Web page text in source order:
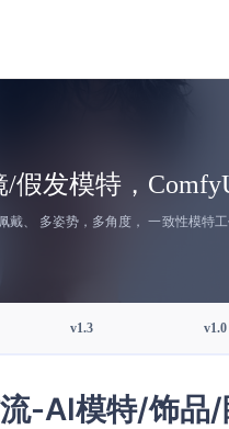
假发模特，
戴、 多姿势，多角度， 一致性模特
v1.3 v1.0
-AI模特/饰品